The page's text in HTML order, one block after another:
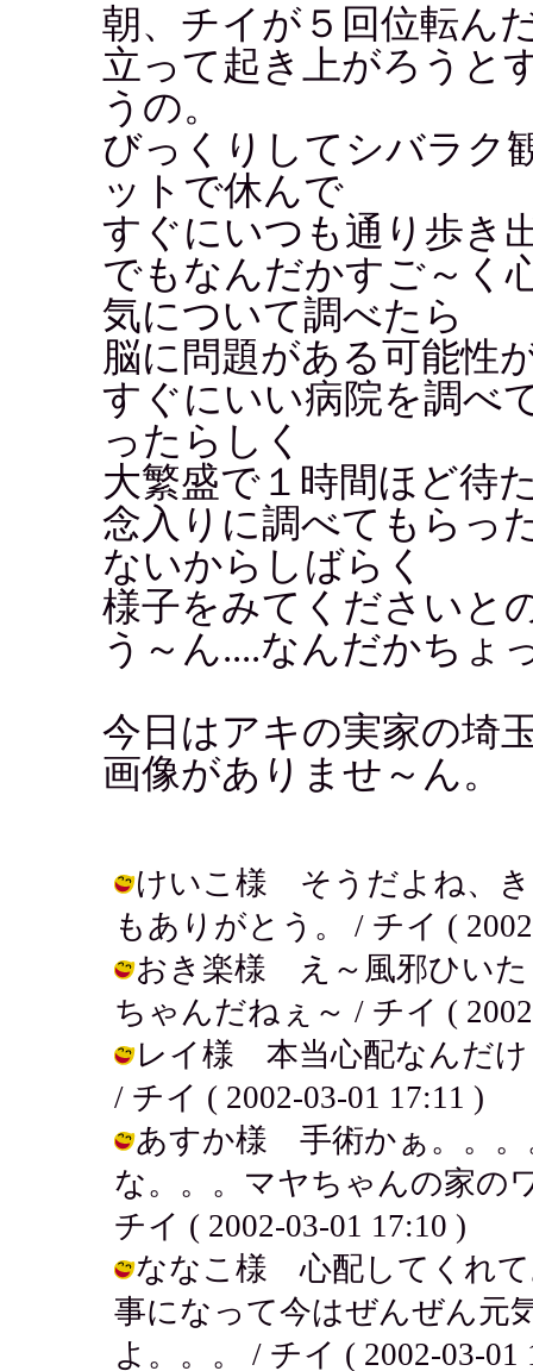
朝、チイが５回位転ん
立って起き上がろうと
うの。
びっくりしてシバラク
ットで休んで
すぐにいつも通り歩き
でもなんだかすご～く
気について調べたら
脳に問題がある可能性
すぐにいい病院を調べ
ったらしく
大繁盛で１時間ほど待
念入りに調べてもらっ
ないからしばらく
様子をみてくださいと
う～ん....なんだかちょ
今日はアキの実家の埼
画像がありませ～ん。
けいこ様 そうだよね、き
もありがとう。 / チイ (
おき楽様 え～風邪ひいた
ちゃんだねぇ～ / チイ (
レイ様 本当心配なんだけ
/ チイ ( 2002-03-01 17:11 )
あすか様 手術かぁ。。。
な。。。マヤちゃんの家の
チイ ( 2002-03-01 17:10 )
ななこ様 心配してくれて
事になって今はぜんぜん元
よ。。。 / チイ ( 2002-03-01